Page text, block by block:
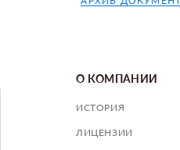
О КОМПАНИИ
ИСТОРИЯ
ЛИЦЕНЗИИ